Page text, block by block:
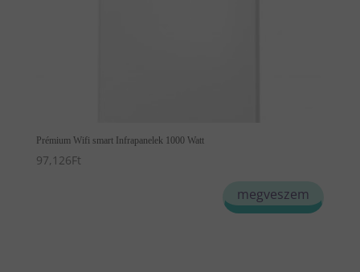
Prémium Wifi smart Infrapanelek 1000 Watt
97,126Ft
megveszem